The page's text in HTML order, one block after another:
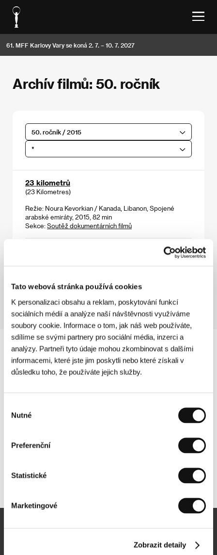
Tato webová stránka používá cookies
K personalizaci obsahu a reklam, poskytování funkcí
sociálních médií a analýze naší návštěvnosti využíváme
soubory cookie. Informace o tom, jak náš web používáte,
sdílíme se svými partnery pro sociální média, inzerci a
analýzy. Partneři tyto údaje mohou zkombinovat s dalšími
informacemi, které jste jim poskytli nebo které získali v
důsledku toho, že používáte jejich služby.
souhlasu
Nutné
Preferenční
Statistické
Marketingové
Zobrazit detaily
61. MFF Karlovy Vary se koná 2. 7. – 10. 7. 2027
Archív filmů: 50. ročník
50. ročník / 2015
*
23 kilometrů
(23 Kilometres)
Režie: Noura Kevorkian / Kanada, Libanon, Spojené
arabské emiráty, 2015, 82 min
Sekce: Soutěž dokumentárních filmů
Sekce:Horizonty
Newsletter